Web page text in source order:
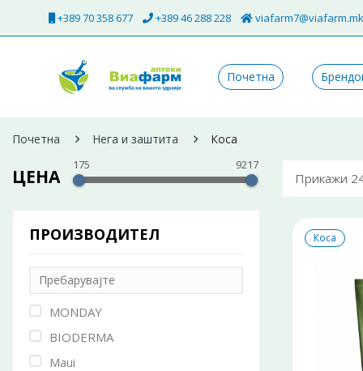
+389 70 358 677 +389 46 288 228 viafarm7@viafarm.mk
Почетна
Почетна Нега и заштита Коса
ЦЕНА
175 9217
Прикажи
Коса
ПРОИЗВОДИТЕЛ
MONDAY
BIODERMA
Maui